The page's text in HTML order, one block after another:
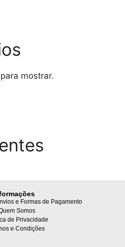
mostrar.
e Formas de Pagamento
Somos
de Privacidade
e Condições